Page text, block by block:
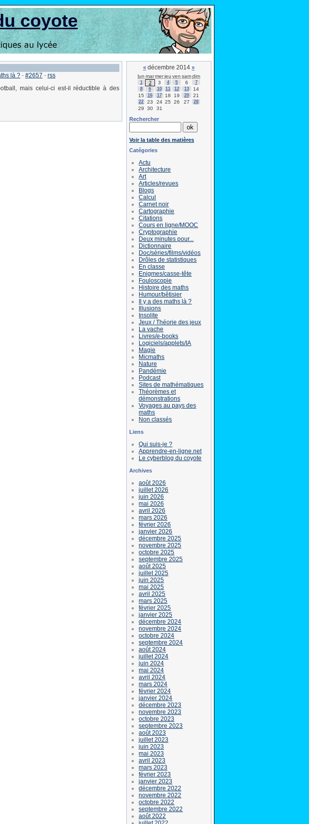
coyote
là ? - #2657 - rss
mais celui-ci est-il réductible à des
« décembre 2014 »
lun marmerjeu ven samdim
1 2 3 4 5 6
7
8
9 10 11 12 13
14
15
16 17 18 19 20 21
22 23 24 25 26 27 28
29 30 31
Rechercher
Voir la table des matières
Catégories
Actu
Architecture
Art
Articles/revues
Blogs
Calcul
Carnet noir
Cartographie
Citations
Cours en ligne/MOOC
Cryptographie
Deux minutes pour...
Dictionnaire
Doc/séries/films/vidéos
Drôles de statistiques
En classe
Enigmes/casse-tête
Fouloscopie
Histoire des maths
Humour/bêtisier
Il y a des maths là ?
Illusions
Insolite
Jeux / Théorie des jeux
La vache
Livres/e-books
Logiciels/applets/IA
Magie
Micmaths
Nature
Pandémie
Podcast
Sites de mathématiques
Théorèmes et
démonstrations
Voyages au pays des
maths
Non classés
Liens
Qui suis-je ?
Apprendre-en-ligne.net
Le cyberblog du coyote
Archives
août 2026
juillet 2026
juin 2026
mai 2026
avril 2026
mars 2026
février 2026
janvier 2026
décembre 2025
novembre 2025
octobre 2025
septembre 2025
août 2025
juillet 2025
juin 2025
mai 2025
avril 2025
mars 2025
février 2025
janvier 2025
décembre 2024
novembre 2024
octobre 2024
septembre 2024
août 2024
juillet 2024
juin 2024
mai 2024
avril 2024
mars 2024
février 2024
janvier 2024
décembre 2023
novembre 2023
octobre 2023
septembre 2023
août 2023
juillet 2023
juin 2023
mai 2023
avril 2023
mars 2023
février 2023
janvier 2023
décembre 2022
novembre 2022
octobre 2022
septembre 2022
août 2022